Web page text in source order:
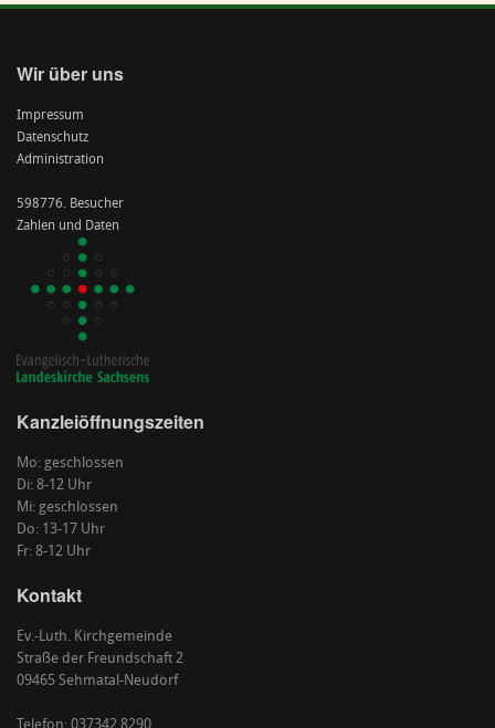
Wir über uns
Impressum
Datenschutz
Administration
598776. Besucher
Zahlen und Daten
Kanzleiöffnungszeiten
Mo: geschlossen
Di: 8-12 Uhr
Mi: geschlossen
Do: 13-17 Uhr
Fr: 8-12 Uhr
Kontakt
Ev.-Luth. Kirchgemeinde
Straße der Freundschaft 2
09465 Sehmatal-Neudorf